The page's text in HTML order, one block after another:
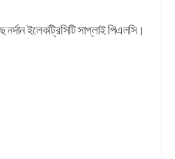
ইলেকট্রিসিটি সাপ্লাই পিএলসি।